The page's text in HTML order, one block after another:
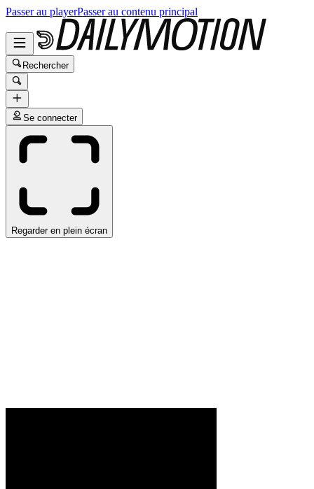
Passer au playerPasser au contenu principal
Rechercher
Se connecter
Regarder en plein écran